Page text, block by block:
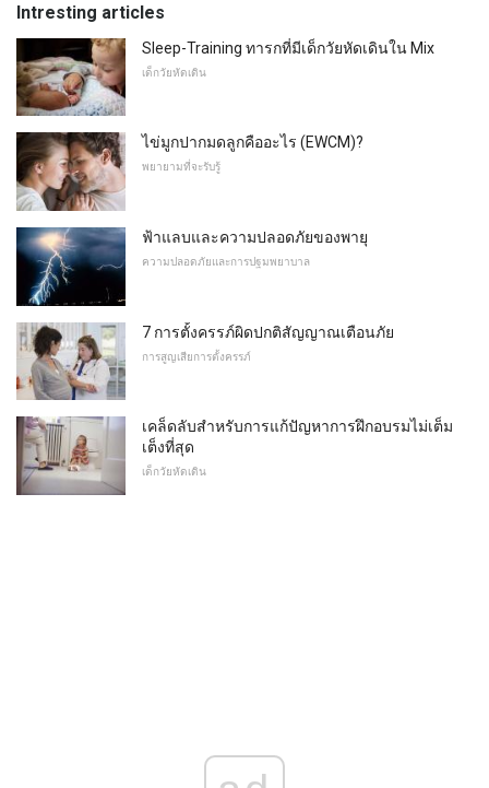
Intresting articles
Sleep-Training ทารกที่มีเด็กวัยหัดเดินใน Mix
เด็กวัยหัดเดิน
ไข่มูกปากมดลูกคืออะไร (EWCM)?
พยายามที่จะรับรู้
ฟ้าแลบและความปลอดภัยของพายุ
ความปลอดภัยและการปฐมพยาบาล
7 การตั้งครรภ์ผิดปกติสัญญาณเตือนภัย
การสูญเสียการตั้งครรภ์
เคล็ดลับสำหรับการแก้ปัญหาการฝึกอบรมไม่เต็ม
เต็งที่สุด
เด็กวัยหัดเดิน